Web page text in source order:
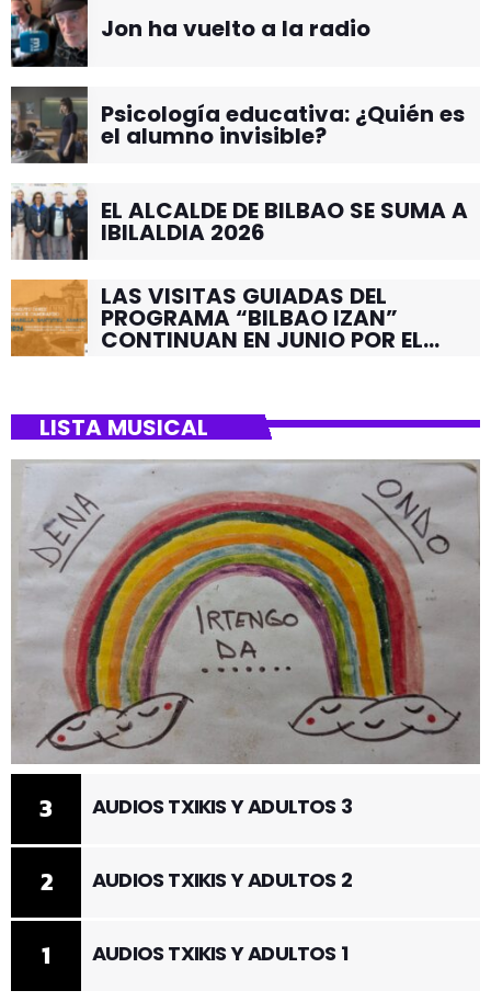
Jon ha vuelto a la radio
Psicología educativa: ¿Quién es
el alumno invisible?
EL ALCALDE DE BILBAO SE SUMA A
IBILALDIA 2026
LAS VISITAS GUIADAS DEL
PROGRAMA “BILBAO IZAN”
CONTINUAN EN JUNIO POR EL
LISTA MUSICAL
1 AUDIOS TXIKIS Y ADULTOS 1
2 AUDIOS TXIKIS Y ADULTOS 2
3 AUDIOS TXIKIS Y ADULTOS 3